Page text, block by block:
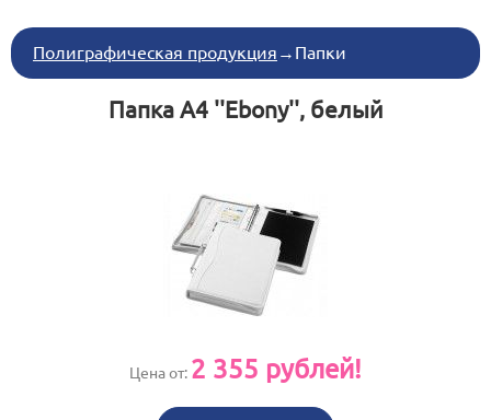
НОВОСТИ
ИНВЕСТИЦИИ
пн-пт 8:30 17:00
print@artoprint.ru
Полиграфическая продукция → Папки
Папка А4 ''Ebony'', белый
Цена от: 2 355 рублей!